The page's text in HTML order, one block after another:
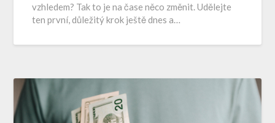
vzhledem? Tak to je na čase něco změnit. Udělejte
ten první, důležitý krok ještě dnes a…